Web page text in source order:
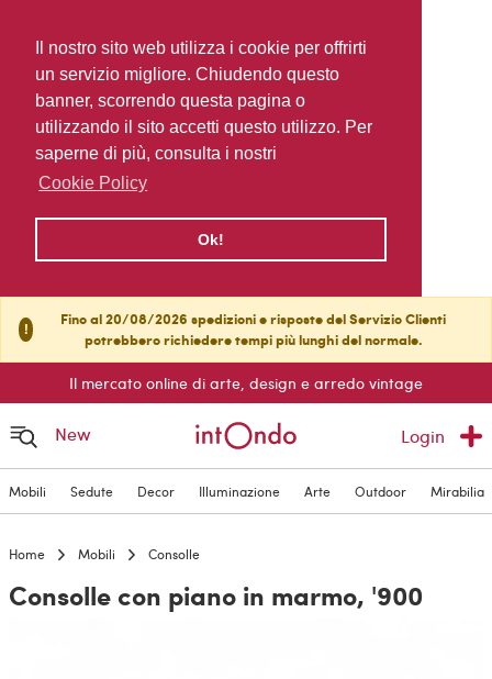
Il nostro sito web utilizza i cookie per offrirti
un servizio migliore. Chiudendo questo
banner, scorrendo questa pagina o
utilizzando il sito accetti questo utilizzo. Per
saperne di più, consulta i nostri
Cookie Policy
Ok!
!
Fino al 20/08/2026 spedizioni e risposte del Servizio Clienti
potrebbero richiedere tempi più lunghi del normale.
Il mercato online di arte, design e arredo vintage
New Login
Mobili Sedute Decor Illuminazione Arte Outdoor Mirabilia
Home Mobili Consolle
Consolle con piano in marmo, '900